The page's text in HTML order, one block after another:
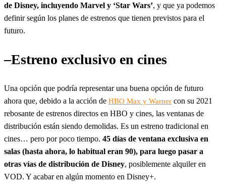
de Disney, incluyendo Marvel y ‘Star Wars’, y que ya podemos
definir según los planes de estrenos que tienen previstos para el
futuro.
–Estreno exclusivo en cines
Una opción que podría representar una buena opción de futuro
ahora que, debido a la acción de HBO Max y Warner con su 2021
rebosante de estrenos directos en HBO y cines, las ventanas de
distribución están siendo demolidas. Es un estreno tradicional en
cines… pero por poco tiempo. 45 días de ventana exclusiva en
salas (hasta ahora, lo habitual eran 90), para luego pasar a
otras vías de distribución de Disney, posiblemente alquiler en
VOD. Y acabar en algún momento en Disney+.